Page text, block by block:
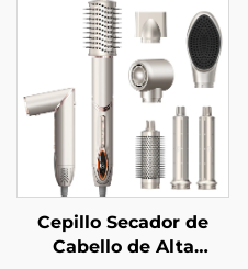
con Cabezal
Intercambiable para
Salón de Belleza
Cepillo de Una Sola
Pieza con Aire
Caliente
Cepillo Secador de
Cabello de Alta